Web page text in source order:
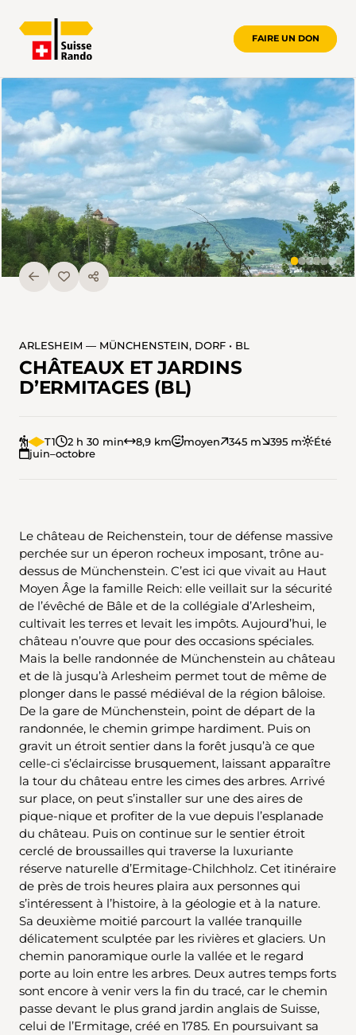
FAIRE UN DON
ARLESHEIM — MÜNCHENSTEIN, DORF • BL
CHÂTEAUX ET JARDINS
D’ERMITAGES (BL)
T1 2 h 30 min 8,9 km moyen 345 m 395 m
Été
juin–octobre
Le château de Reichenstein, tour de défense massive
perchée sur un éperon rocheux imposant, trône au-
dessus de Münchenstein. C’est ici que vivait au Haut
Moyen Âge la famille Reich: elle veillait sur la sécurité
de l’évêché de Bâle et de la collégiale d’Arlesheim,
cultivait les terres et levait les impôts. Aujourd’hui, le
château n’ouvre que pour des occasions spéciales.
Mais la belle randonnée de Münchenstein au château
et de là jusqu’à Arlesheim permet tout de même de
plonger dans le passé médiéval de la région bâloise.
De la gare de Münchenstein, point de départ de la
randonnée, le chemin grimpe hardiment. Puis on
gravit un étroit sentier dans la forêt jusqu’à ce que
celle-ci s’éclaircisse brusquement, laissant apparaître
la tour du château entre les cimes des arbres. Arrivé
sur place, on peut s’installer sur une des aires de
pique-nique et profiter de la vue depuis l’esplanade
du château. Puis on continue sur le sentier étroit
cerclé de broussailles qui traverse la luxuriante
réserve naturelle d’Ermitage-Chilchholz. Cet itinéraire
de près de trois heures plaira aux personnes qui
s’intéressent à l’histoire, à la géologie et à la nature.
Sa deuxième moitié parcourt la vallée tranquille
délicatement sculptée par les rivières et glaciers. Un
chemin panoramique ourle la vallée et le regard
porte au loin entre les arbres. Deux autres temps forts
sont encore à venir vers la fin du tracé, car le chemin
passe devant le plus grand jardin anglais de Suisse,
celui de l’Ermitage, créé en 1785. En poursuivant sa